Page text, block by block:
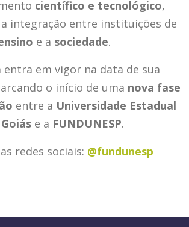
científico e tecnológico,
integração entre instituições de
e a sociedade.
em vigor na data de sua
o início de uma nova fase
entre a Universidade Estadual
e a FUNDUNESP.
redes sociais: @fundunesp